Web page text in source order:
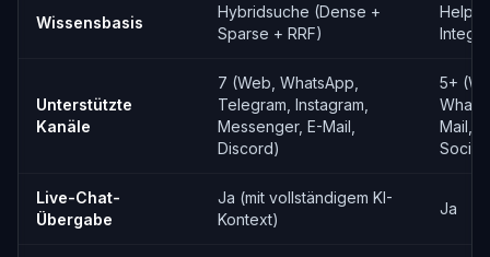
Wissensbasis
Hybridsuche (Dense +
Sparse + RRF)
Help-
Unterstützte
Kanäle
7 (Web, WhatsApp,
Telegram, Instagram,
Messenger, E-Mail,
Discord)
5+
Mail,
Social)
Live-Chat-
Übergabe
Ja (mit vollständigem KI-
Kontext)
Ja